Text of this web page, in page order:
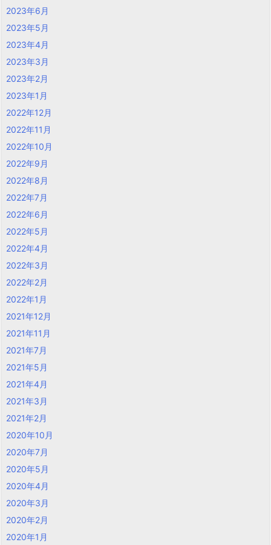
2023年6月
2023年5月
2023年4月
2023年3月
2023年2月
2023年1月
2022年12月
2022年11月
2022年10月
2022年9月
2022年8月
2022年7月
2022年6月
2022年5月
2022年4月
2022年3月
2022年2月
2022年1月
2021年12月
2021年11月
2021年7月
2021年5月
2021年4月
2021年3月
2021年2月
2020年10月
2020年7月
2020年5月
2020年4月
2020年3月
2020年2月
2020年1月